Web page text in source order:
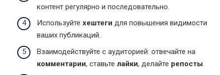
контент регулярно и последовательно.
Используйте хештеги для повышения видимости
ваших публикаций.
Взаимодействуйте с аудиторией: отвечайте на
комментарии, ставьте лайки, делайте репосты